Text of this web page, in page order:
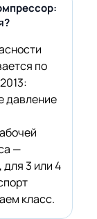
по
давление
—
3 или 4
класс.